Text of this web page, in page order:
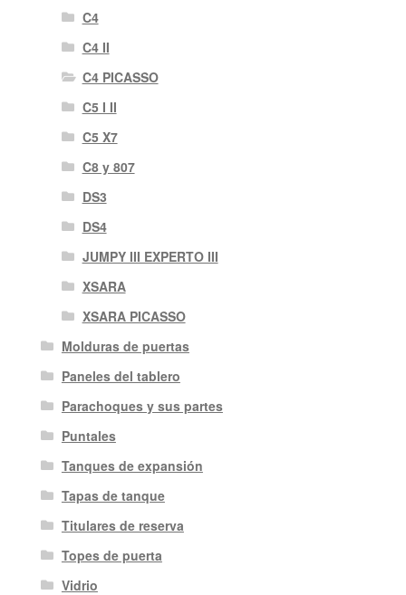
C4
C4 II
C4 PICASSO
C5 I II
C5 X7
C8 y 807
DS3
DS4
JUMPY III EXPERTO III
XSARA
XSARA PICASSO
Molduras de puertas
Paneles del tablero
Parachoques y sus partes
Puntales
Tanques de expansión
Tapas de tanque
Titulares de reserva
Topes de puerta
Vidrio